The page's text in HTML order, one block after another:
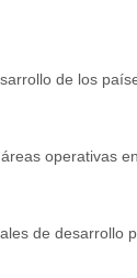
de los
operativas
de desarrollo